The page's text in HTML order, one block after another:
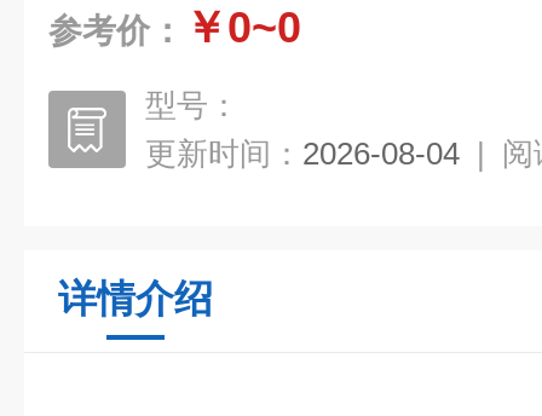
参考价： ￥0~0
型号：
更新时间： 2026-08-04 | 阅
详情介绍